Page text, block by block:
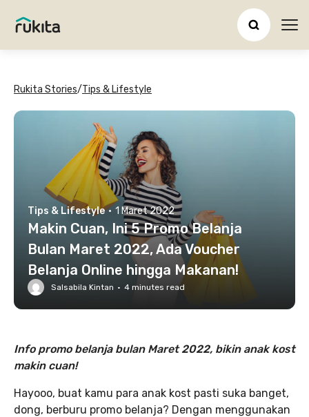
Rukita Stories/Tips & Lifestyle
Tips & Lifestyle · 1 Maret 2022
Makin Cuan, Ini 5 Promo Belanja
Bulan Maret 2022, Ada Voucher
Belanja Online hingga Makanan!
Salsabila Kintan · 4 minutes read
Info promo belanja bulan Maret 2022, bikin anak kost
makin cuan!
Hayooo, buat kamu para anak kost pasti suka banget,
dong, berburu promo belanja? Dengan menggunakan